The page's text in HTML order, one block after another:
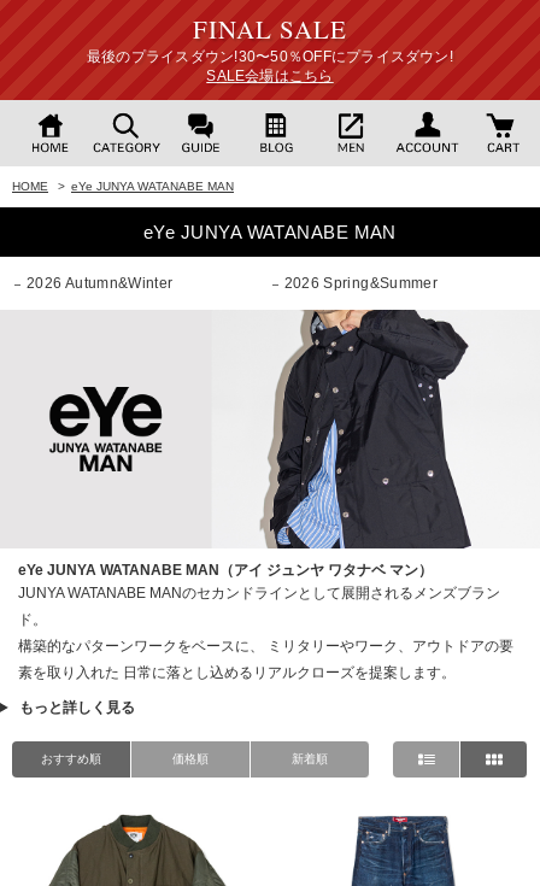
FINAL SALE
最後のプライスダウン!30〜50％OFFにプライスダウン!
SALE会場はこちら
HOME > eYe JUNYA WATANABE MAN
eYe JUNYA WATANABE MAN
2026 Autumn&Winter 2026 Spring&Summer
eYe JUNYA WATANABE MAN（アイ ジュンヤ ワタナベ マン）
JUNYA WATANABE MANのセカンドラインとして展開されるメンズブラン
ド。
構築的なパターンワークをベースに、 ミリタリーやワーク、アウトドアの要
素を取り入れた 日常に落とし込めるリアルクローズを提案します。
もっと詳しく見る
おすすめ順 価格順 新着順